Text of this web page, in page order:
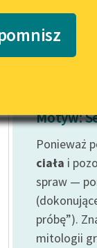
w formacie
Motyw:
Ponieważ
ciała i
spraw —
próbę”).
mitologii